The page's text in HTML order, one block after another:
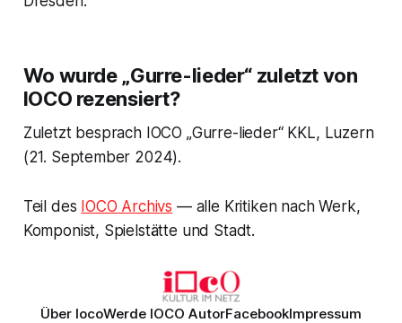
Wo wurde „Gurre-lieder“ zuletzt von
IOCO rezensiert?
Zuletzt besprach IOCO „Gurre-lieder“ KKL, Luzern
(21. September 2024).
Teil des IOCO Archivs — alle Kritiken nach Werk,
Komponist, Spielstätte und Stadt.
Über IocoWerde IOCO AutorFacebookImpressum